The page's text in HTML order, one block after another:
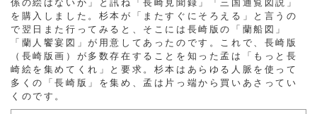
を購入しました。杉本が「またすぐにそろえる」と言うの
で翌日また行ってみると、そこには長崎版の「蘭船図」
「蘭人饗宴図」が用意してあったのです。これで、長崎版
（長崎版画）が多数存在することを知った孟は「もっと長
崎絵を集めてくれ」と要求。杉本はあらゆる人脈を使って
多くの「長崎版」を集め、孟は片っ端から買いあさってい
くのです。